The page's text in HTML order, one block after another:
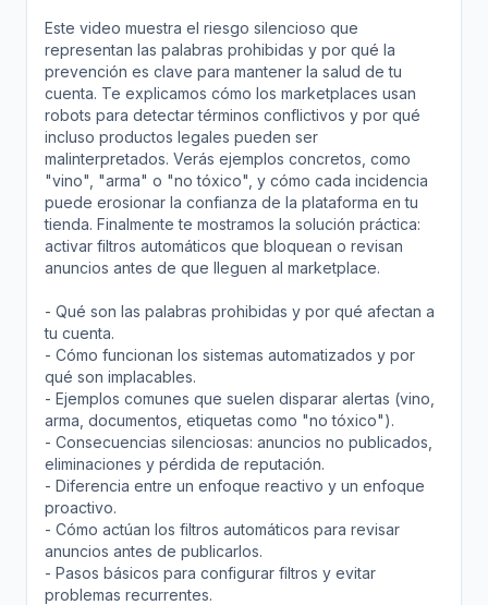
Este video muestra el riesgo silencioso que
representan las palabras prohibidas y por qué la
prevención es clave para mantener la salud de tu
cuenta. Te explicamos cómo los marketplaces usan
robots para detectar términos conflictivos y por qué
incluso productos legales pueden ser
malinterpretados. Verás ejemplos concretos, como
"vino", "arma" o "no tóxico", y cómo cada incidencia
puede erosionar la confianza de la plataforma en tu
tienda. Finalmente te mostramos la solución práctica:
activar filtros automáticos que bloquean o revisan
anuncios antes de que lleguen al marketplace.
- Qué son las palabras prohibidas y por qué afectan a
tu cuenta.
- Cómo funcionan los sistemas automatizados y por
qué son implacables.
- Ejemplos comunes que suelen disparar alertas (vino,
arma, documentos, etiquetas como "no tóxico").
- Consecuencias silenciosas: anuncios no publicados,
eliminaciones y pérdida de reputación.
- Diferencia entre un enfoque reactivo y un enfoque
proactivo.
- Cómo actúan los filtros automáticos para revisar
anuncios antes de publicarlos.
- Pasos básicos para configurar filtros y evitar
problemas recurrentes.